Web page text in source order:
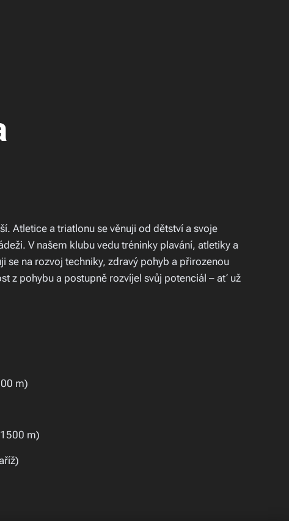
Atletice a triatlonu se věnuji od dětství a svoje
V našem klubu vedu tréninky plavání, atletiky a
se na rozvoj techniky, zdravý pohyb a přirozenou
z pohybu a postupně rozvíjel svůj potenciál – ať už
m)
m)